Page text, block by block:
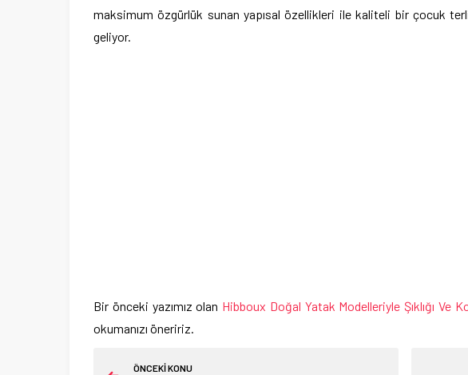
maksimum özgürlük sunan yapısal özellikleri ile kaliteli bir çocuk
geliyor.
Bir önceki yazımız olan Hibboux Doğal Yatak Modelleriyle Şıklığı Ve
okumanızı öneririz.
ÖNCEKİ KONU